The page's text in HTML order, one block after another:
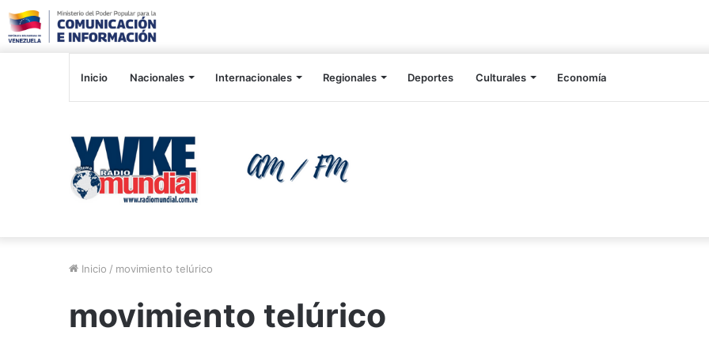
Inicio Nacionales Internacionales Regionales Deportes Culturales Economía
Inicio / movimiento telúrico
movimiento telúrico